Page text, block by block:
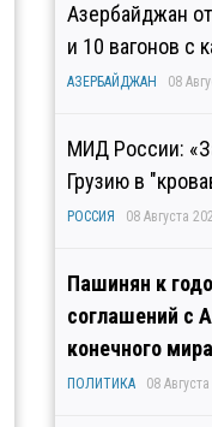
Азербайджан
и 10 вагонов с
АЗЕРБАЙДЖАН 08
МИД России:
Грузию в
РОССИЯ 08 Августа
Пашинян к
соглашений с
конечного мира
ПОЛИТИКА 08